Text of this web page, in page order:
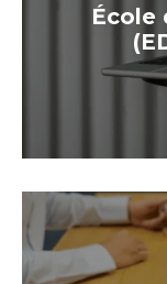
École